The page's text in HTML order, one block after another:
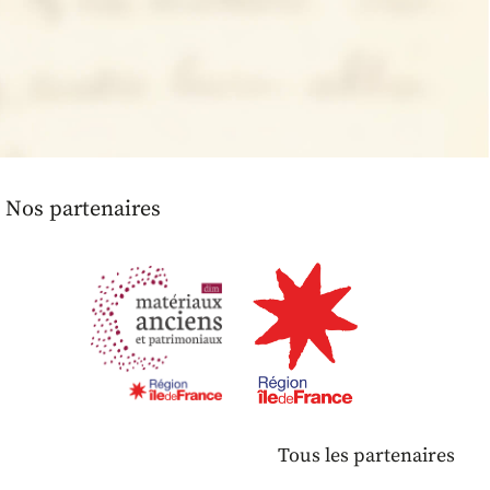
Nos partenaires
Tous les partenaires